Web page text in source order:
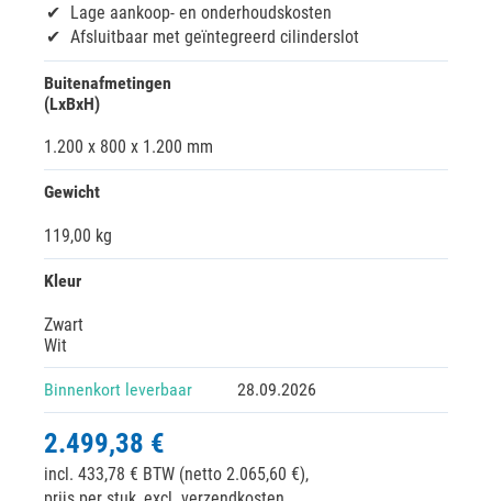
Lage aankoop- en onderhoudskosten
Afsluitbaar met geïntegreerd cilinderslot
Buitenafmetingen
(LxBxH)
1.200 x 800 x 1.200 mm
Gewicht
119,00 kg
Kleur
Zwart
Wit
Binnenkort leverbaar 28.09.2026
2.499,38 €
incl. 433,78 € BTW (netto 2.065,60 €),